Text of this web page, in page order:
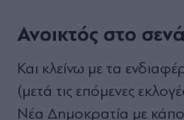
Ανοικτός στο
Και κλείνω με τα
(μετά τις επόμενες
Νέα Δημοκρατία με